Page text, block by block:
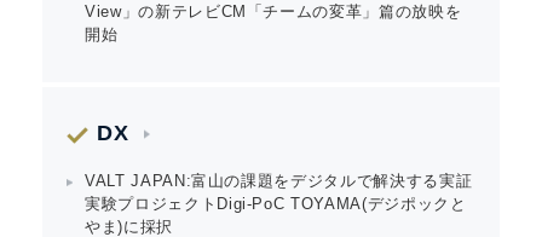
View」の新テレビCM「チームの変革」篇の放映を
開始
DX
VALT JAPAN:富山の課題をデジタルで解決する実証
実験プロジェクトDigi-PoC TOYAMA(デジポックと
やま)に採択